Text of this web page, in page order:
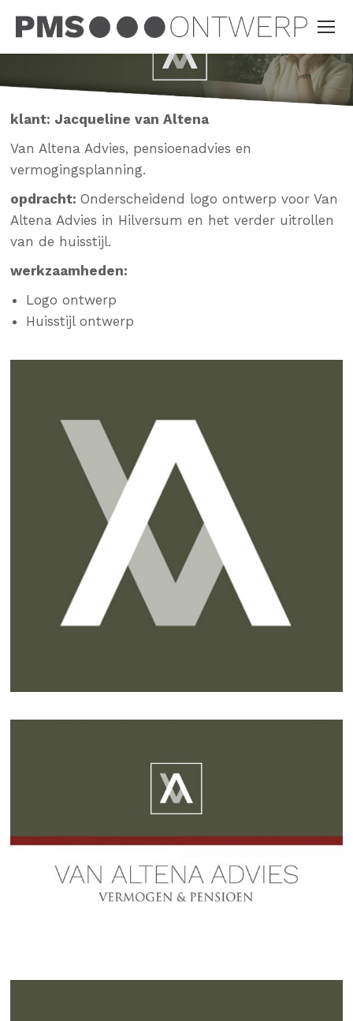
klant: Jacqueline van Altena
Van Altena Advies, pensioenadvies en
vermogingsplanning.
opdracht: Onderscheidend logo ontwerp voor Van
Altena Advies in Hilversum en het verder uitrollen
van de huisstijl.
werkzaamheden:
Logo ontwerp
Huisstijl ontwerp